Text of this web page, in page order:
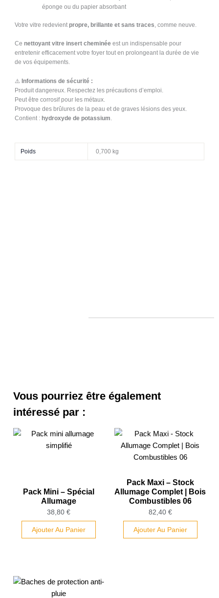
éponge ou du papier absorbant
Votre vitre redevient propre, brillante et sans traces, comme neuve.
Ce nettoyant vitre insert cheminée est un indispensable pour
entretenir efficacement votre foyer tout en prolongeant la durée de vie
de vos équipements.
⚠️ Informations de sécurité :
Produit dangereux. Respectez les précautions d’emploi.
Peut être corrosif pour les métaux.
Provoque des brûlures de la peau et de graves lésions des yeux.
Contient : hydroxyde de potassium.
Poids 0,700 kg
Vous pourriez être également
intéressé par :
Pack Mini – Spécial
Allumage
38,80€
Ajouter Au Panier
Pack Maxi – Stock
Allumage Complet | Bois
Combustibles 06
82,40 €
Ajouter Au Panier
Plage
Ce
produit